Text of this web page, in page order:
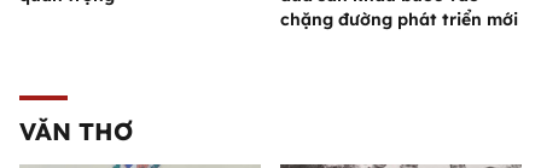
chặng đường phát triển mới
VĂN THƠ